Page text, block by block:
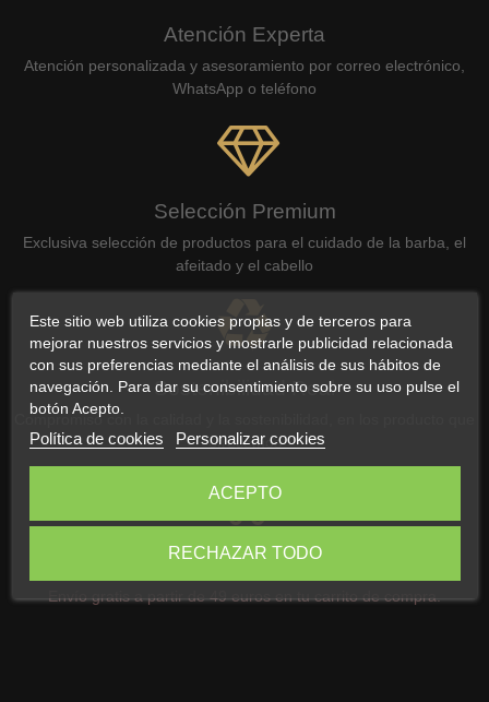
Este sitio web utiliza cookies propias y de terceros para
mejorar nuestros servicios y mostrarle publicidad relacionada
con sus preferencias mediante el análisis de sus hábitos de
navegación. Para dar su consentimiento sobre su uso pulse el
botón Acepto.
Política de cookies Personalizar cookies
RECHAZAR TODO
ACEPTO
Atención Experta
Atención personalizada y asesoramiento por correo electrónico,
WhatsApp o teléfono
Selección Premium
Exclusiva selección de productos para el cuidado de la barba, el
afeitado y el cabello
Sostenibilidad Real
Compromiso con la calidad y la sostenibilidad, en los producto que
ofrecemos
Envío Gratuito
Envío gratis a partir de 49 euros en tu carrito de compra.